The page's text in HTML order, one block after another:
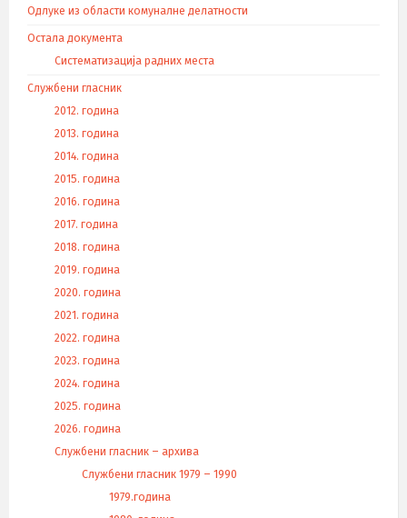
Одлуке из области комуналне делатности
Остала документа
Систематизација радних места
Службени гласник
2012. година
2013. година
2014. година
2015. година
2016. година
2017. година
2018. година
2019. година
2020. година
2021. година
2022. година
2023. година
2024. година
2025. година
2026. година
Службени гласник – архива
Службени гласник 1979 – 1990
1979.година